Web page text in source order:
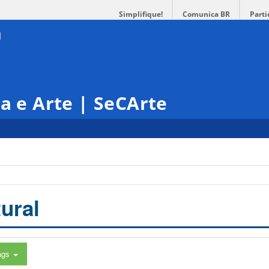
Simplifique! Comunica BR
e Arte | SeCArte